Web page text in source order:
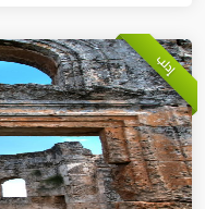
إدلب